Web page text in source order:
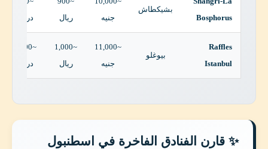
Bosphorus
بشيكطاش
جنيه
ريال
درهم
Raffles
Istanbul
بيوغلو
~11,000
جنيه
~1,000
ريال
~1,000
درهم
✨ قارن الفنادق الفاخرة في اسطنبول